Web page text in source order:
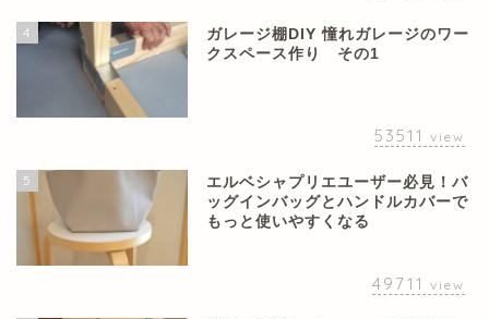
4
ガレージ棚DIY 憧れガレージのワー
クスペース作り その1
53511 view
5
エルベシャプリエユーザー必見！バ
ッグインバッグとハンドルカバーで
もっと使いやすくなる
49711 view